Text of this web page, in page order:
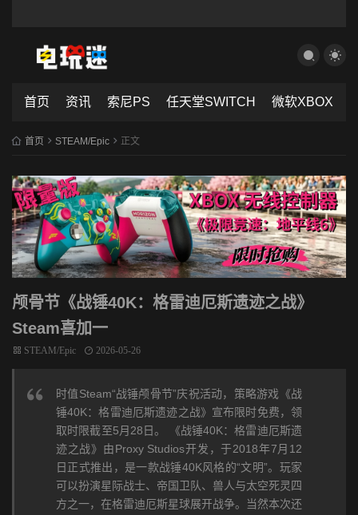
首页 资讯 索尼PS 任天堂SWITCH 微软XBOX
首页 STEAM/Epic 正文
颅骨节《战锤40K：格雷迪厄斯遗迹之战》
Steam喜加一
STEAM/Epic 2026-05-26
时值Steam“战锤颅骨节”庆祝活动，策略游戏《战
锤40K：格雷迪厄斯遗迹之战》宣布限时免费，领
取时限截至5月28日。 《战锤40K：格雷迪厄斯遗
迹之战》由Proxy Studios开发，于2018年7月12
日正式推出，是一款战锤40K风格的“文明”。玩家
可以扮演星际战士、帝国卫队、兽人与太空死灵四
方之一，在格雷迪厄斯星球展开战争。当然本次还